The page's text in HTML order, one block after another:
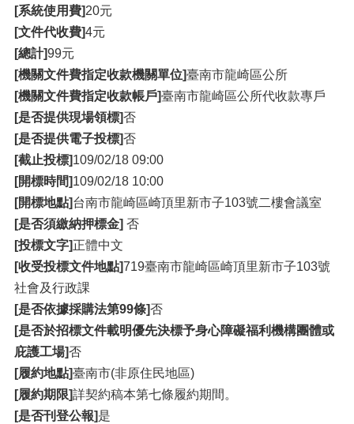
[系統使用費]20元
[文件代收費]4元
[總計]99元
[機關文件費指定收款機關單位]臺南市龍崎區公所
[機關文件費指定收款帳戶]臺南市龍崎區公所代收款專戶
[是否提供現場領標]否
[是否提供電子投標]否
[截止投標]109/02/18 09:00
[開標時間]109/02/18 10:00
[開標地點]台南市龍崎區崎頂里新市子103號二樓會議室
[是否須繳納押標金] 否
[投標文字]正體中文
[收受投標文件地點]719臺南市龍崎區崎頂里新市子103號
社會及行政課
[是否依據採購法第99條]否
[是否於招標文件載明優先決標予身心障礙福利機構團體或
庇護工場]否
[履約地點]臺南市(非原住民地區)
[履約期限]詳契約稿本第七條履約期間。
[是否刊登公報]是